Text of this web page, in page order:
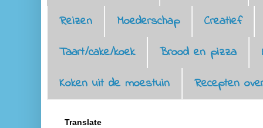
Reizen
Moederschap
Creatief
Taart/cake/koek
Brood en pizza
Koken uit de moestuin
Recepten
Translate